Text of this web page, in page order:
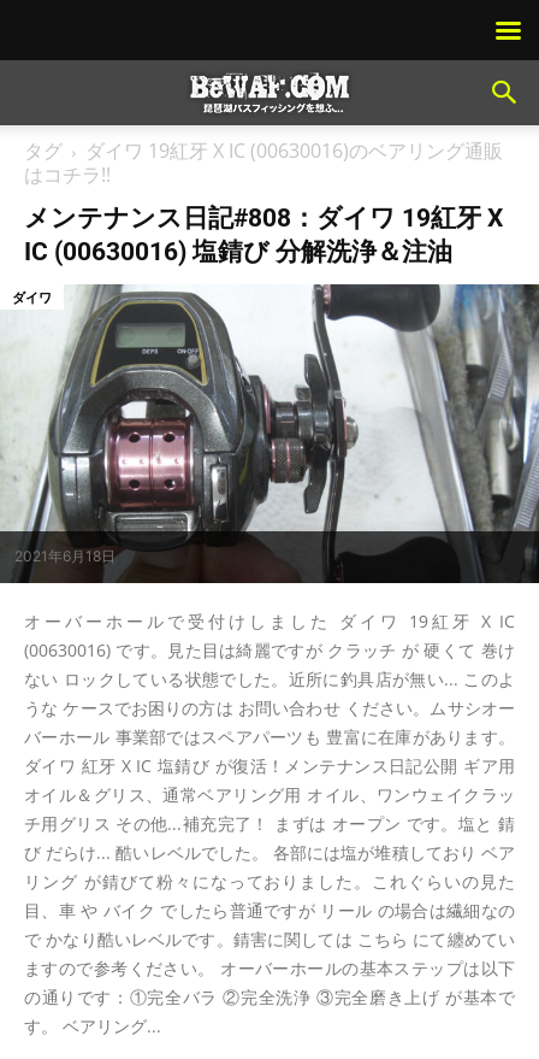
タグ
ダイワ 19紅牙 X IC (00630016)のベアリング通販
はコチラ!!
メンテナンス日記#808：ダイワ 19紅牙 X
IC (00630016) 塩錆び 分解洗浄＆注油
2021年6月18日
ダイワ
オーバーホールで受付けしました ダイワ 19紅牙 X IC
(00630016) です。見た目は綺麗ですが クラッチ が 硬くて 巻け
ない ロックしている状態でした。近所に釣具店が無い... このよ
うな ケースでお困りの方は お問い合わせ ください。ムサシオー
バーホール 事業部ではスペアパーツも 豊富に在庫があります。
ダイワ 紅牙 X IC 塩錆び が復活！メンテナンス日記公開 ギア用
オイル＆グリス、通常ベアリング用 オイル、ワンウェイクラッ
チ用グリス その他...補充完了！ まずは オープン です。塩と 錆
び だらけ... 酷いレベルでした。 各部には塩が堆積しており ベア
リング が錆びて粉々になっておりました。これぐらいの見た
目、車 や バイク でしたら普通ですが リール の場合は繊細なの
で かなり酷いレベルです。錆害に関しては こちら にて纏めてい
ますので参考ください。 オーバーホールの基本ステップは以下
の通りです：①完全バラ ②完全洗浄 ③完全磨き上げ が基本で
す。 ベアリング...